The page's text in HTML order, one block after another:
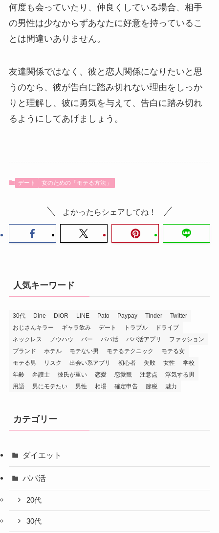
何度も会っていたり、仲良くしている場合、相手
の男性は少なからずあなたに好意を持っているこ
とは間違いありません。
友達関係ではなく、彼と恋人関係になりたいと思
うのなら、彼が告白に踏み切れない理由をしっか
りと理解し、彼に勇気を与えて、告白に踏み切れ
るようにしてあげましょう。
デート 女のための「モテる方法」
よかったらシェアしてね！
人気キーワード
30代 Dine DIOR LINE Pato Paypay Tinder
Twitter
おじさんキラー
ギャラ飲み デート トラブル
ドライブ
ネックレス
ノウハウ バー パパ活 パパ活アプリ
ファッション
ブランド
ホテル モテない男 モテるテクニック
モテる女
モテる男
リスク 出会い系アプリ 初心者 失敗 女性
学校
年齢
弁護士 彼氏が重い 恋愛 恋愛観 注意点
浮気する男
用語
男にモテたい 男性 相場 確定申告 節税 魅力
カテゴリー
ダイエット
パパ活
20代
30代